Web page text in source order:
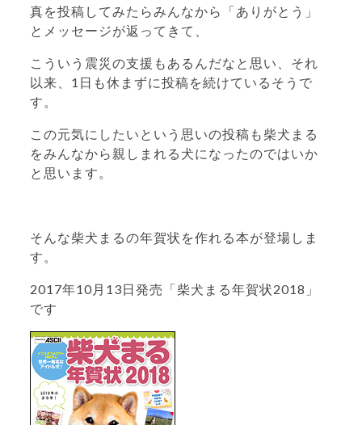
真を投稿してみたらみんなから「ありがとう」
とメッセージが返ってきて、
こういう震災の支援もあるんだなと思い、それ
以来、1日も休まずに投稿を続けているそうで
す。
この元気にしたいという思いの投稿も柴犬まる
をみんなから親しまれる犬になったのではいか
と思います。
そんな柴犬まるの年賀状を作れる本が登場しま
す。
2017年10月13日発売「柴犬まる年賀状2018」
です